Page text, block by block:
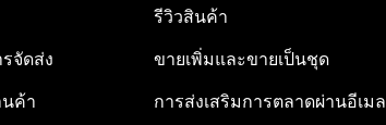
จัดส่ง
ค้า
รีวิวสินค้า
ขายเพิ่มและขายเป็นชุด
การส่งเสริมการตลาดผ่านอีเมล